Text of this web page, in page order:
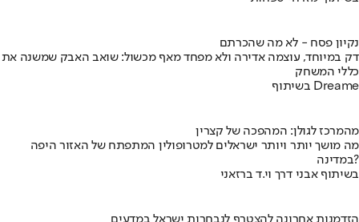
נקיון פסח - לא מה שהכרתם
דק במיוחד, עוצמה אדירה ולא מפחד מאף מכשול: שואב האבק שמשנה את
כללי המשחק
בשיתוף Dreame
מהמרכז לגולן: המהפכה של קצרין
מה מושך יותר ויותר ישראלים למטרופולין המתפתח של האזור היפה
במדינה?
בשיתוף אבני דרך וי.ד ברזאני